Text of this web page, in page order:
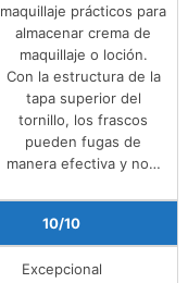
maquillaje prácticos para
almacenar crema de
maquillaje o loción.
Con la estructura de la
tapa superior del
tornillo, los frascos
pueden fugas de
manera efectiva y no…
10/10
Excepcional